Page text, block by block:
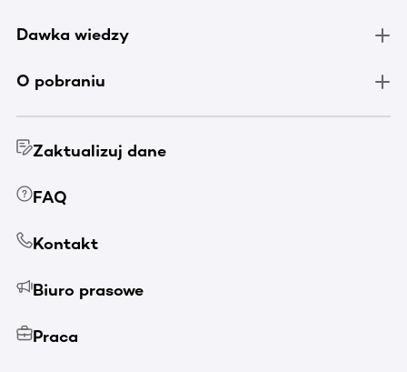
Dawka wiedzy
O pobraniu
Zaktualizuj dane
FAQ
Kontakt
Biuro prasowe
Praca